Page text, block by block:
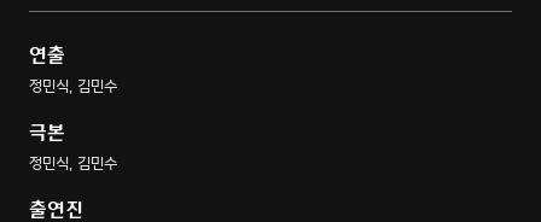
연출
정민식, 김민수
극본
정민식, 김민수
출연진